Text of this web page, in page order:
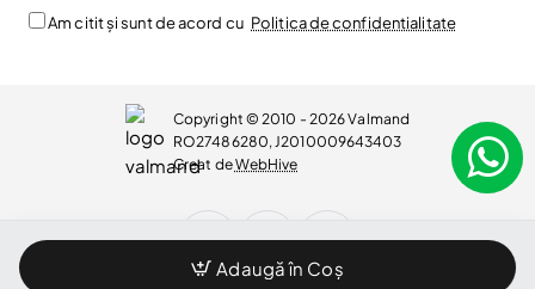
Adaugă în Coș
Am citit și sunt de acord cu Politica de confidentialitate
Copyright © 2010 - 2026 Valmand
RO27486280, J2010009643403
Creat deWebHive